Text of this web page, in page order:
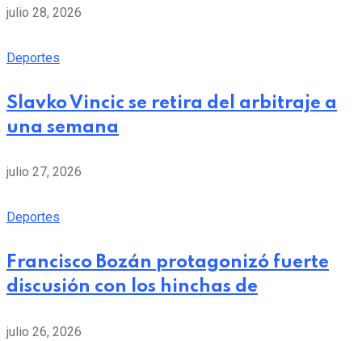
julio 28, 2026
Deportes
Slavko Vincic se retira del arbitraje a
una semana
julio 27, 2026
Deportes
Francisco Bozán protagonizó fuerte
discusión con los hinchas de
julio 26, 2026